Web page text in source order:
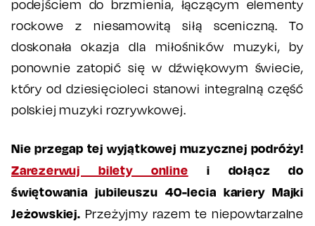
podejściem do brzmienia, łączącym elementy
rockowe z niesamowitą siłą sceniczną. To
doskonała okazja dla miłośników muzyki, by
ponownie zatopić się w dźwiękowym świecie,
który od dziesięcioleci stanowi integralną część
polskiej muzyki rozrywkowej.
Nie przegap tej wyjątkowej muzycznej podróży!
Zarezerwuj bilety online i dołącz do
świętowania jubileuszu 40-lecia kariery Majki
Jeżowskiej. Przeżyjmy razem te niepowtarzalne